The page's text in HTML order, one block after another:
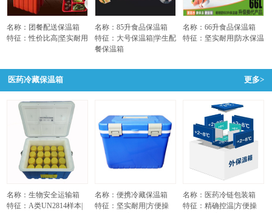
名称：团餐配送保温箱
特征：性价比高|坚实耐用
名称：85升食品保温箱
特征：大号保温箱|学生配
餐保温箱
名称：66升食品保温箱
特征：坚实耐用|防水保温
医药冷藏保温箱 更多>
名称：生物安全运输箱
特征：A类UN2814样本|
名称：便携冷藏保温箱
特征：坚实耐用|方便操
名称：医药冷链包装箱
特征：精确控温|方便操